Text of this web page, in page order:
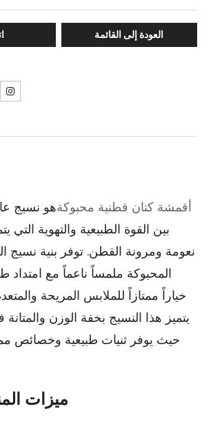
العودة إلى القائمة
أقمشة كتان قطنية محبوكةهو نسيج
بين القوة الطبيعية والتهوية التي
نعومة ومرونة القطن. توفر بنية نسيج
المحبوكة ملمساً ناعماً مع امتداد
خياراً ممتازاً للملابس المريحة
يتميز هذا النسيج بخفة الوزن
حيث يوفر ثنيات طبيعية وخصائص
ميزات